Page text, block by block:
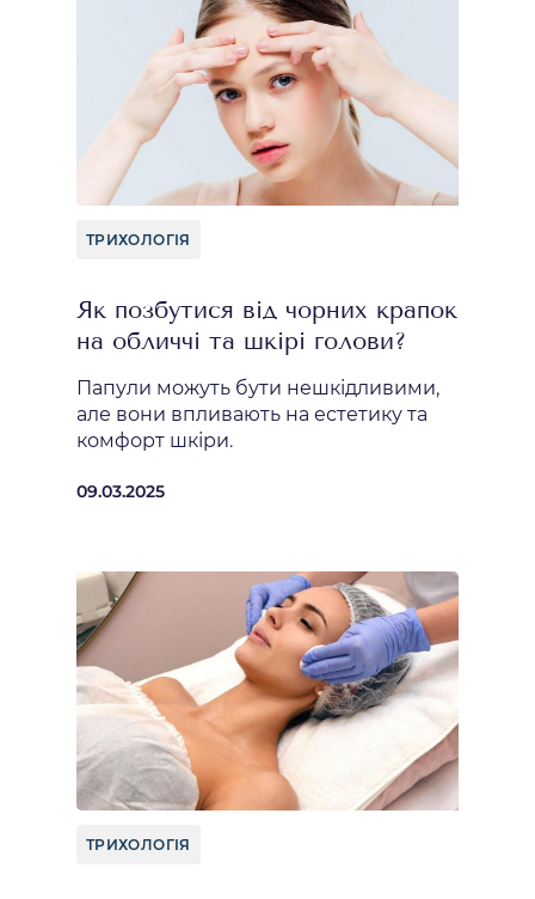
ТРИХОЛОГІЯ
Як позбутися від чорних крапок
на обличчі та шкірі голови?
Папули можуть бути нешкідливими,
але вони впливають на естетику та
комфорт шкіри.
09.03.2025
ТРИХОЛОГІЯ